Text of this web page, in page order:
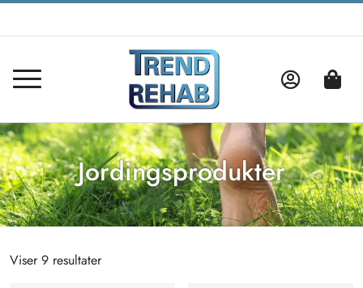
Jordingsprodukter
Viser 9 resultaterSorteret